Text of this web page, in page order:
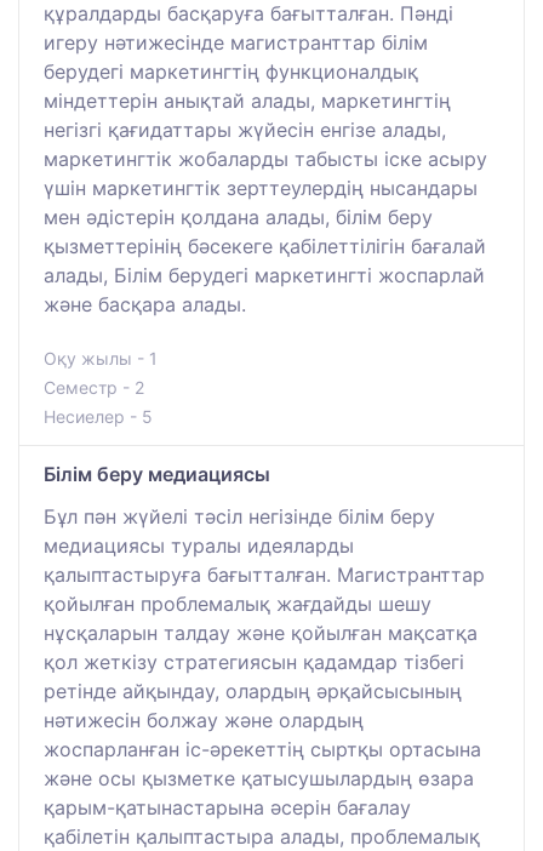
құралдарды басқаруға бағытталған. Пәнді
игеру нәтижесінде магистранттар білім
берудегі маркетингтің функционалдық
міндеттерін анықтай алады, маркетингтің
негізгі қағидаттары жүйесін енгізе алады,
маркетингтік жобаларды табысты іске асыру
үшін маркетингтік зерттеулердің нысандары
мен әдістерін қолдана алады, білім беру
қызметтерінің бәсекеге қабілеттілігін бағалай
алады, Білім берудегі маркетингті жоспарлай
және басқара алады.
Оқу жылы - 1
Семестр - 2
Несиелер - 5
Білім беру медиациясы
Бұл пән жүйелі тәсіл негізінде білім беру
медиациясы туралы идеяларды
қалыптастыруға бағытталған. Магистранттар
қойылған проблемалық жағдайды шешу
нұсқаларын талдау және қойылған мақсатқа
қол жеткізу стратегиясын қадамдар тізбегі
ретінде айқындау, олардың әрқайсысының
нәтижесін болжау және олардың
жоспарланған іс-әрекеттің сыртқы ортасына
және осы қызметке қатысушылардың өзара
қарым-қатынастарына әсерін бағалау
қабілетін қалыптастыра алады, проблемалық